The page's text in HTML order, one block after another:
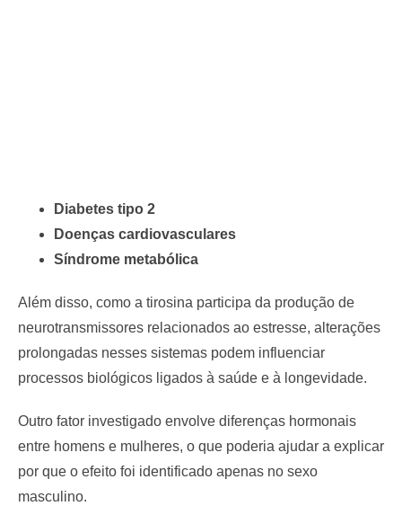
Diabetes tipo 2
Doenças cardiovasculares
Síndrome metabólica
Além disso, como a tirosina participa da produção de
neurotransmissores relacionados ao estresse, alterações
prolongadas nesses sistemas podem influenciar
processos biológicos ligados à saúde e à longevidade.
Outro fator investigado envolve diferenças hormonais
entre homens e mulheres, o que poderia ajudar a explicar
por que o efeito foi identificado apenas no sexo
masculino.